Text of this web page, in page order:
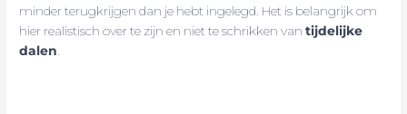
minder terugkrijgen dan je hebt ingelegd. Het is belangrijk om
hier realistisch over te zijn en niet te schrikken vantijdelijke
dalen